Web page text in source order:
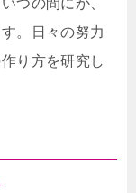
。日々の努力
り方を研究し